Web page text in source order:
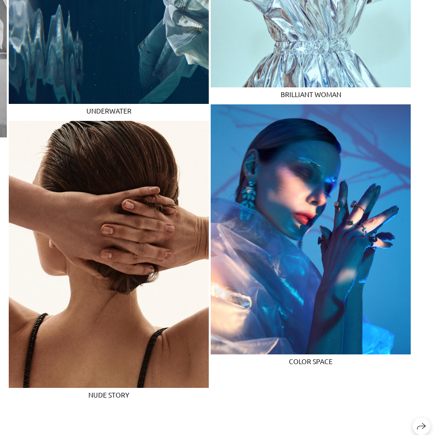
UNDERWATER
BRILLIANT WOMAN
COLOR SPACE
NUDE STORY